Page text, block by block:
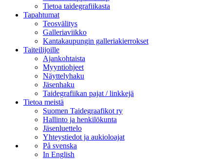
Tietoa taidegrafiikasta
Tapahtumat
Teosvälitys
Galleriaviikko
Kantakaupungin galleriakierrokset
Taiteilijoille
Ajankohtaista
Myyntiohjeet
Näyttelyhaku
Jäsenhaku
Taidegrafiikan pajat / linkkejä
Tietoa meistä
Suomen Taidegraafikot ry
Hallinto ja henkilökunta
Jäsenluettelo
Yhteystiedot ja aukioloajat
På svenska
In English